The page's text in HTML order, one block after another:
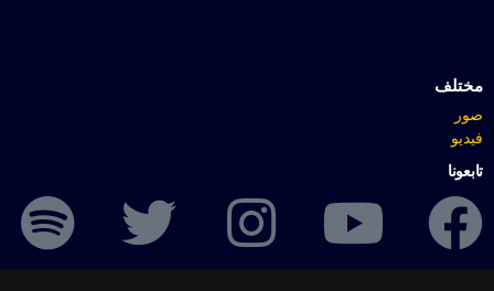
مختلف
صور
فيديو
تابعونا